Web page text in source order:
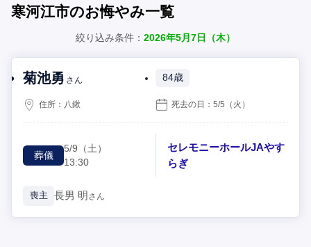
寒河江市のお悔やみ一覧
絞り込み条件： 2026年5月7日（木）
菊池勇 さん 84歳
住所： 八鍬 死去の日：5/5 （火）
葬儀
5/9 （土）
13:30
セレモニーホールJAやす
らぎ
喪主 長男 明 さん